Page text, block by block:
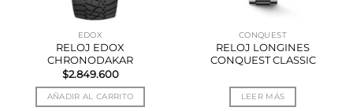
EDOX
RELOJ EDOX
CHRONODAKAR
$2.849.600
AÑADIR AL CARRITO
CONQUEST
RELOJ LONGINES
CONQUEST CLASSIC
LEER MÁS